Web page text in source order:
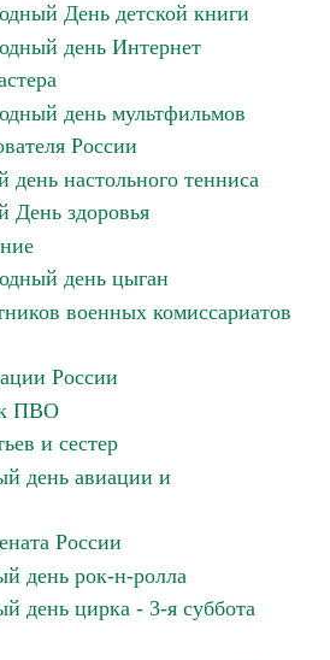
День детской книги
день Интернет
день мультфильмов
России
настольного тенниса
День здоровья
день цыган
военных комиссариатов
России
ПВО
и сестер
день авиации и
России
день рок-н-ролла
день цирка - 3-я суббота